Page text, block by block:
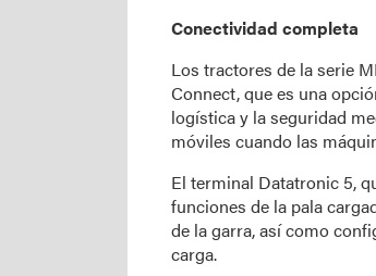
Conectividad completa
Los tractores de la serie
Connect, que es una
logística y la seguridad
móviles cuando las
El terminal Datatronic 5,
funciones de la pala
de la garra, así como
carga.